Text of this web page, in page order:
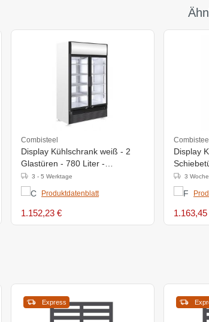
Combisteel
Display Kühlschrank weiß - 2
Glastüren - 780 Liter -
1120x595x(h)2100mm - LED
3 - 5 Werktage
Produktdatenblatt
1.152,23 €
Display
3
1.163,45
Express